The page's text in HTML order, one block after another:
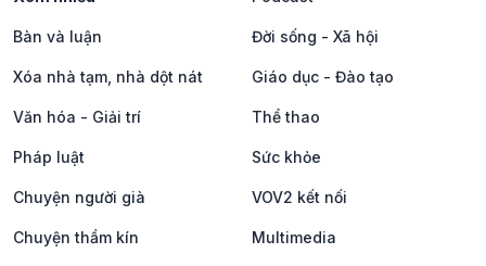
Bàn và luận Đời sống - Xã hội
Xóa nhà tạm, nhà dột nát Giáo dục - Đào tạo
Văn hóa - Giải trí Thể thao
Pháp luật Sức khỏe
Chuyện người già VOV2 kết nối
Chuyện thầm kín Multimedia